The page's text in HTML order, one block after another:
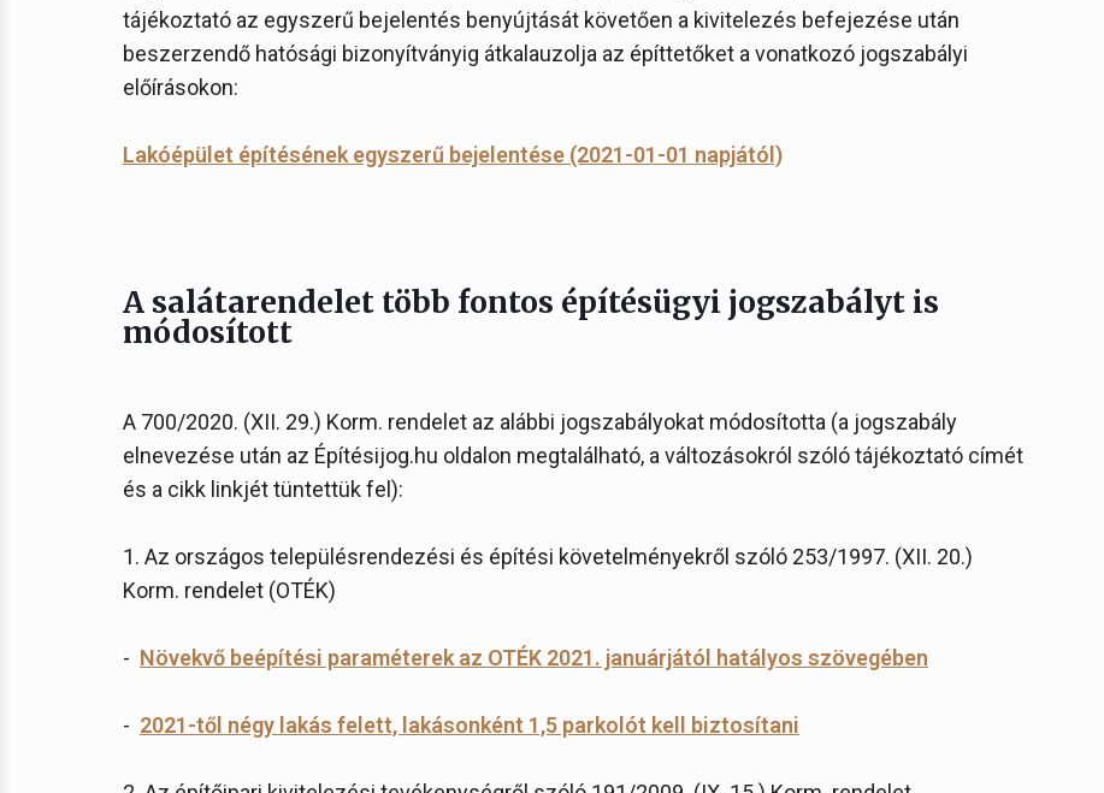
tájékoztató az egyszerű bejelentés benyújtását követően a kivitelezés befejezése után
beszerzendő hatósági bizonyítványig átkalauzolja az építtetőket a vonatkozó jogszabályi
előírásokon:
Lakóépület építésének egyszerű bejelentése (2021-01-01 napjától)
A salátarendelet több fontos építésügyi jogszabályt is
módosított
A 700/2020. (XII. 29.) Korm. rendelet az alábbi jogszabályokat módosította (a jogszabály
elnevezése után az Építésijog.hu oldalon megtalálható, a változásokról szóló tájékoztató címét
és a cikk linkjét tüntettük fel):
1. Az országos településrendezési és építési követelményekről szóló 253/1997. (XII. 20.)
Korm. rendelet (OTÉK)
- Növekvő beépítési paraméterek az OTÉK 2021. januárjától hatályos szövegében
- 2021-től négy lakás felett, lakásonként 1,5 parkolót kell biztosítani